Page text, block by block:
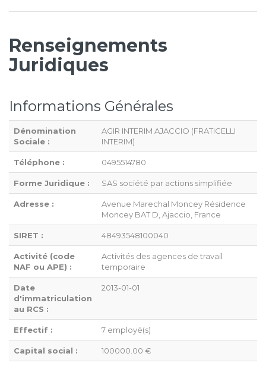
Renseignements
Juridiques
Informations Générales
Dénomination
Sociale :
AGIR INTERIM AJACCIO (FRATICELLI
INTERIM)
Téléphone : 0495514780
Forme Juridique : SAS société par actions simplifiée
Adresse :
Avenue Marechal Moncey Résidence
Moncey BAT D, Ajaccio, France
SIRET : 48493548100040
Activité (code
NAF ou APE) :
Activités des agences de travail
temporaire
Date
d'immatriculation
au RCS :
2013-01-01
Effectif : 7 employé(s)
Capital social : 100000.00 €